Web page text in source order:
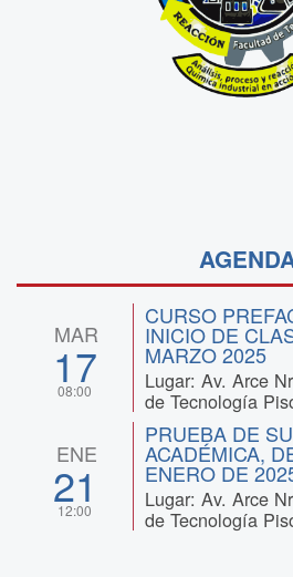
MAR
17
08:00
CURSO
INICIO DE
MARZO 2025
Lugar: Av. Arce
de Tecnología
ENE
21
12:00
PRUEBA DE
ACADÉMICA,
ENERO DE
Lugar: Av. Arce
de Tecnología